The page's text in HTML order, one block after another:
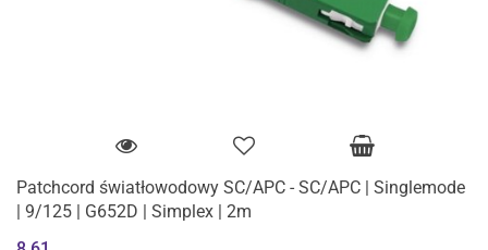
Patchcord światłowodowy SC/APC - SC/APC | Singlemode
| 9/125 | G652D | Simplex | 2m